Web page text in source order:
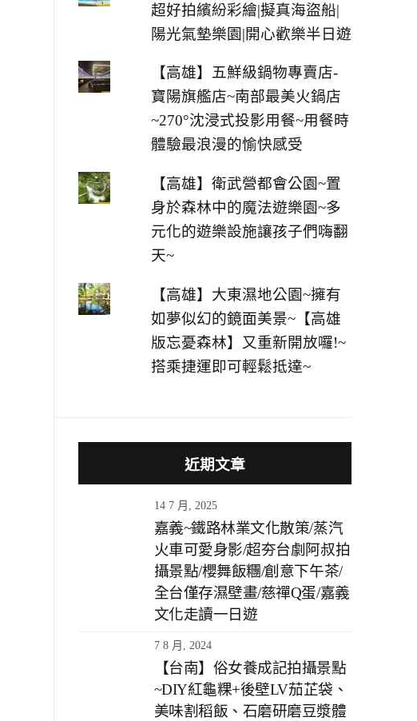
超好拍繽紛彩繪|擬真海盜船|
陽光氣墊樂園|開心歡樂半日遊
【高雄】五鮮級鍋物專賣店-
寶陽旗艦店~南部最美火鍋店
~270°沈浸式投影用餐~用餐時
體驗最浪漫的愉快感受
【高雄】衛武營都會公園~置
身於森林中的魔法遊樂園~多
元化的遊樂設施讓孩子們嗨翻
天~
【高雄】大東濕地公園~擁有
如夢似幻的鏡面美景~【高雄
版忘憂森林】又重新開放囉!~
搭乘捷運即可輕鬆抵達~
近期文章
14 7 月, 2025
嘉義~鐵路林業文化散策/蒸汽
火車可愛身影/超夯台劇阿叔拍
攝景點/櫻舞飯糰/創意下午茶/
全台僅存濕壁畫/慈禪Q蛋/嘉義
文化走讀一日遊
7 8 月, 2024
【台南】俗女養成記拍攝景點
~DIY紅龜粿+後壁LV茄芷袋、
美味割稻飯、石磨研磨豆漿體